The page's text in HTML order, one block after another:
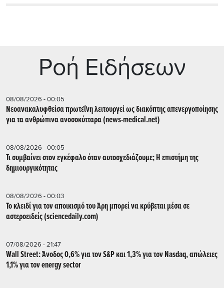
Ρoή Ειδήσεων
08/08/2026 - 00:05
Νεοανακαλυφθείσα πρωτεΐνη λειτουργεί ως διακόπτης απενεργοποίησης
για τα ανθρώπινα ανοσοκύτταρα (news-medical.net)
08/08/2026 - 00:05
Τι συμβαίνει στον εγκέφαλο όταν αυτοσχεδιάζουμε; Η επιστήμη της
δημιουργικότητας
08/08/2026 - 00:03
Το κλειδί για τον αποικισμό του Άρη μπορεί να κρύβεται μέσα σε
αστεροειδείς (sciencedaily.com)
07/08/2026 - 21:47
Wall Street: Άνοδος 0,6% για τον S&P και 1,3% για τον Nasdaq, απώλειες
1,1% για τον energy sector